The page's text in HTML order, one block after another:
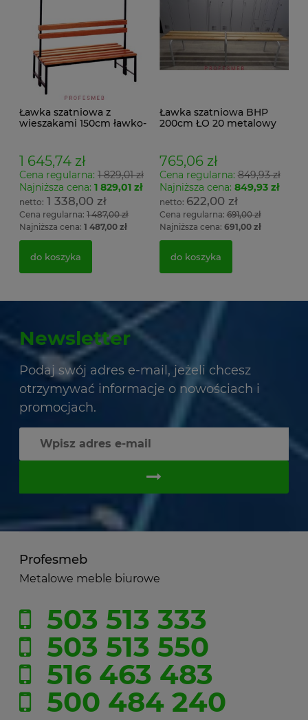
Ławka szatniowa z
wieszakami 150cm ławko-
1 645,74 zł
Cena regularna: 1 829,01 zł
Najniższa cena: 1 829,01 zł
1 338,00 zł
Cena regularna: 1 487,00 zł
Najniższa cena: 1 487,00 zł
do koszyka
Ławka szatniowa BHP
200cm ŁO 20 metalowy
765,06 zł
Cena regularna:849,93 zł
Najniższa cena: 849,93 zł
622,00 zł
Cena regularna:691,00 zł
Najniższa cena: 691,00 zł
do koszyka
Newsletter
Podaj swój adres e-mail, jeżeli chcesz
otrzymywać informacje o nowościach i
promocjach.
Profesmeb
Metalowe meble biurowe
503 513 333
503 513 550
516 463 483
500 484 240